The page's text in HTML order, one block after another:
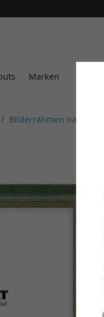
Marken
Bilderrahmen nach Maß